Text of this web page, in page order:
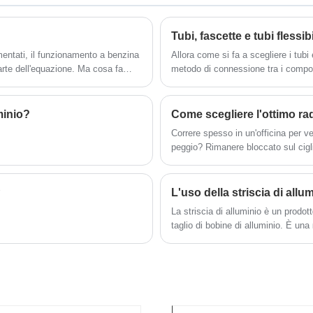
di rame, tubi in alluminio, barre di alluminio,
fogli e fogli di alluminio, ecc. Se avete
esigenze, potete contattarci in qualsiasi
momento. Non vediamo l'ora di avere la
possibilità di collaborare con voi.
il funzionamento a benzina
dell'equazione. Ma cosa fa
lo scambio di calore avviene
acqua può essere montato
Tubi, fascette e tubi
Allora come si fa a scegliere i tubi
metodo di connessione tra i
Nonostante il nome, Burns offre
da 3 pollici a 5 pollici, in una
Come scegliere l'ottimo
Correre spesso in un'officina per
peggio? Rimanere bloccato sul
liquido refrigerante caldo
problemi? Innegabilmente, il
L'uso della striscia di
La striscia di alluminio è un
taglio di bobine di alluminio. È una